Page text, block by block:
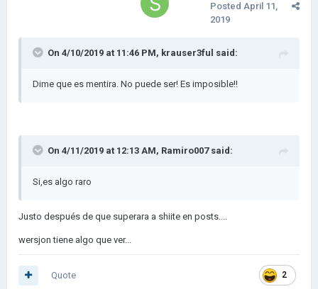
Posted April 11,
2019
On 4/10/2019 at 11:46 PM, krauser3ful said:
Dime que es mentira. No puede ser! Es imposible!!
On 4/11/2019 at 12:13 AM, Ramiro007said:
Si,es algo raro
Justo después de que superara a shiite en posts....
wersjon tiene algo que ver...
2
Quote